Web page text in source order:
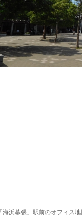
「海浜幕張」駅前のオフィス地